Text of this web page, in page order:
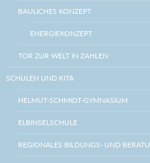
BAULICHES KONZEPT
ENERGIEKONZEPT
TOR ZUR WELT IN ZAHLEN
SCHULEN UND KITA
HELMUT-SCHMIDT-GYMNASIUM
ELBINSELSCHULE
REGIONALES BILDUNGS- UND